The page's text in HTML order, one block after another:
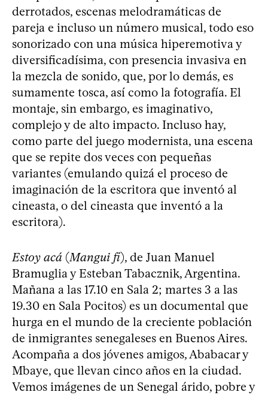
derrotados, escenas melodramáticas de
pareja e incluso un número musical, todo eso
sonorizado con una música hiperemotiva y
diversificadísima, con presencia invasiva en
la mezcla de sonido, que, por lo demás, es
sumamente tosca, así como la fotografía. El
montaje, sin embargo, es imaginativo,
complejo y de alto impacto. Incluso hay,
como parte del juego modernista, una escena
que se repite dos veces con pequeñas
variantes (emulando quizá el proceso de
imaginación de la escritora que inventó al
cineasta, o del cineasta que inventó a la
escritora).
Estoy acá (Mangui fi), de Juan Manuel
Bramuglia y Esteban Tabacznik, Argentina.
Mañana a las 17.10 en Sala 2; martes 3 a las
19.30 en Sala Pocitos) es un documental que
hurga en el mundo de la creciente población
de inmigrantes senegaleses en Buenos Aires.
Acompaña a dos jóvenes amigos, Ababacar y
Mbaye, que llevan cinco años en la ciudad.
Vemos imágenes de un Senegal árido, pobre y